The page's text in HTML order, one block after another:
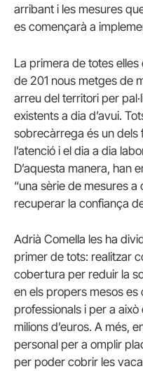
arribant i les mesures
es començarà a
La primera de totes
de 201 nous metges de
arreu del territori per
existents a dia d’avui.
sobrecàrrega és un
l’atenció i el dia a dia
D’aquesta manera, han
“una sèrie de mesures
recuperar la confiança
Adrià Comella les ha
primer de tots: realitzar
cobertura per reduir la
en els propers mesos
professionals i per a
milions d’euros. A més,
personal per a omplir
per poder cobrir les